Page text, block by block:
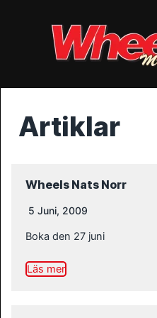
Artiklar
Wheels Nats Norr
5 Juni, 2009
Boka den 27 juni
Läs mer